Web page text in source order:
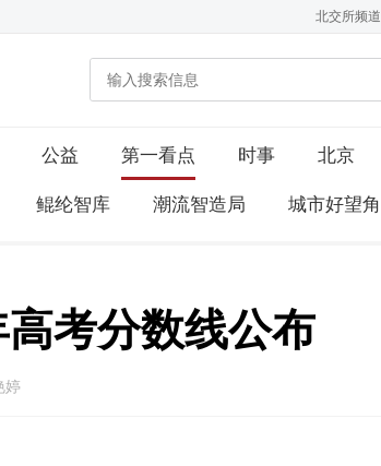
北交所频道
公益 第一看点 时事 北京
鲲纶智库 潮流智造局 城市好望角
考分数线公布
婷